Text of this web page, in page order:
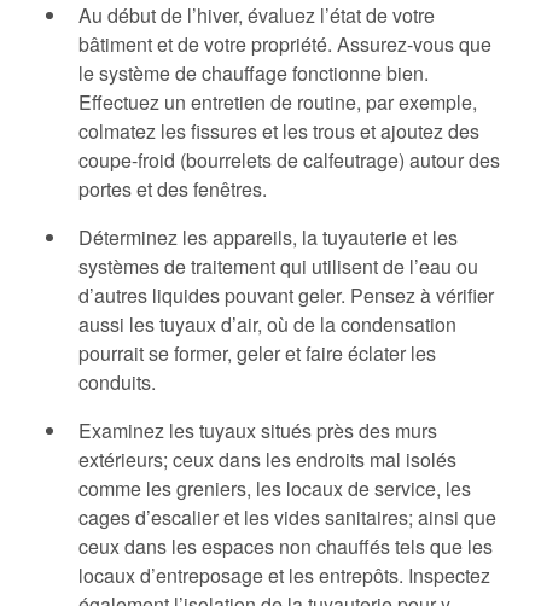
Au début de l’hiver, évaluez l’état de votre
bâtiment et de votre propriété. Assurez-vous que
le système de chauffage fonctionne bien.
Effectuez un entretien de routine, par exemple,
colmatez les fissures et les trous et ajoutez des
coupe-froid (bourrelets de calfeutrage) autour des
portes et des fenêtres.
Déterminez les appareils, la tuyauterie et les
systèmes de traitement qui utilisent de l’eau ou
d’autres liquides pouvant geler. Pensez à vérifier
aussi les tuyaux d’air, où de la condensation
pourrait se former, geler et faire éclater les
conduits.
Examinez les tuyaux situés près des murs
extérieurs; ceux dans les endroits mal isolés
comme les greniers, les locaux de service, les
cages d’escalier et les vides sanitaires; ainsi que
ceux dans les espaces non chauffés tels que les
locaux d’entreposage et les entrepôts. Inspectez